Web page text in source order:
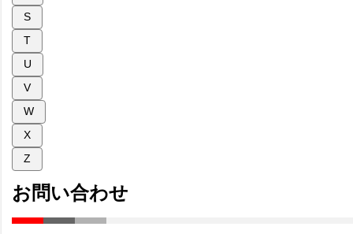
S
T
U
V
W
X
Z
お問い合わせ